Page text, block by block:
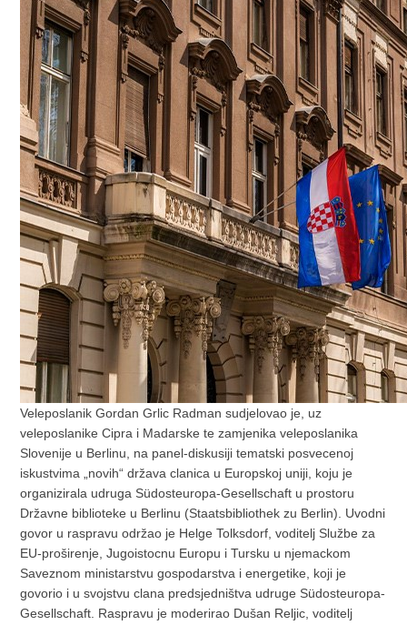
Veleposlanik Gordan Grlic Radman sudjelovao je, uz
veleposlanike Cipra i Madarske te zamjenika veleposlanika
Slovenije u Berlinu, na panel-diskusiji tematski posvecenoj
iskustvima „novih“ država clanica u Europskoj uniji, koju je
organizirala udruga Südosteuropa-Gesellschaft u prostoru
Državne biblioteke u Berlinu (Staatsbibliothek zu Berlin). Uvodni
govor u raspravu održao je Helge Tolksdorf, voditelj Službe za
EU-proširenje, Jugoistocnu Europu i Tursku u njemackom
Saveznom ministarstvu gospodarstva i energetike, koji je
govorio i u svojstvu clana predsjedništva udruge Südosteuropa-
Gesellschaft. Raspravu je moderirao Dušan Reljic, voditelj